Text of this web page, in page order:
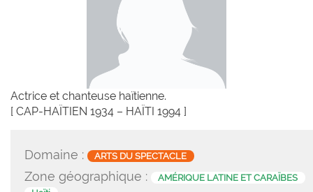
Actrice et chanteuse haïtienne.
[ CAP-HAÏTIEN 1934 – HAÏTI 1994 ]
Domaine : ARTS DU SPECTACLE
Zone géographique :
AMÉRIQUE LATINE ET CARAÏBES